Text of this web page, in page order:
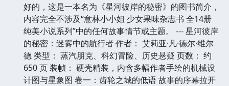
好的，这是一本名为《星河彼岸的秘密》的图书简介，
内容完全不涉及“意林小小姐 少女果味杂志书 全14册
纯美小说系列”中的任何故事情节或主题。 --- 星河彼岸
的秘密：迷雾中的航行者 作者： 艾莉亚·凡·德尔·维尔
德 类型： 蒸汽朋克、科幻冒险、历史悬疑 页数： 约
650 页 装帧： 硬壳精装，内含多幅作者手绘的机械设
计图与星象图 卷一：齿轮之城的低语 故事的序幕拉开